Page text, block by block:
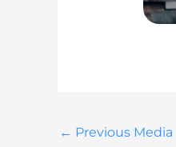
← Previous Media